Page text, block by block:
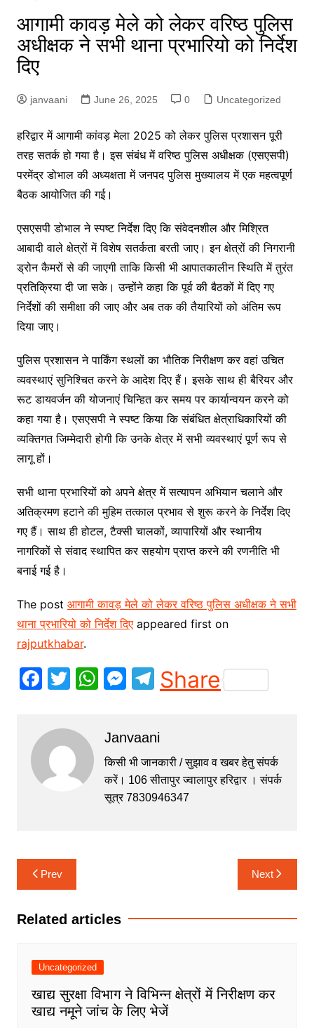
आगामी कावड़ मेले को लेकर वरिष्ठ पुलिस
अधीक्षक ने सभी थाना प्रभारियो को निर्देश
दिए
janvaani June 26, 2025 0 Uncategorized
हरिद्वार में आगामी कांवड़ मेला 2025 को लेकर पुलिस प्रशासन पूरी
तरह सतर्क हो गया है। इस संबंध में वरिष्ठ पुलिस अधीक्षक (एसएसपी)
परमेंद्र डोभाल की अध्यक्षता में जनपद पुलिस मुख्यालय में एक महत्वपूर्ण
बैठक आयोजित की गई।
एसएसपी डोभाल ने स्पष्ट निर्देश दिए कि संवेदनशील और मिश्रित
आबादी वाले क्षेत्रों में विशेष सतर्कता बरती जाए। इन क्षेत्रों की निगरानी
ड्रोन कैमरों से की जाएगी ताकि किसी भी आपातकालीन स्थिति में तुरंत
प्रतिक्रिया दी जा सके। उन्होंने कहा कि पूर्व की बैठकों में दिए गए
निर्देशों की समीक्षा की जाए और अब तक की तैयारियों को अंतिम रूप
दिया जाए।
पुलिस प्रशासन ने पार्किंग स्थलों का भौतिक निरीक्षण कर वहां उचित
व्यवस्थाएं सुनिश्चित करने के आदेश दिए हैं। इसके साथ ही बैरियर और
रूट डायवर्जन की योजनाएं चिन्हित कर समय पर कार्यान्वयन करने को
कहा गया है। एसएसपी ने स्पष्ट किया कि संबंधित क्षेत्राधिकारियों की
व्यक्तिगत जिम्मेदारी होगी कि उनके क्षेत्र में सभी व्यवस्थाएं पूर्ण रूप से
लागू हों।
सभी थाना प्रभारियों को अपने क्षेत्र में सत्यापन अभियान चलाने और
अतिक्रमण हटाने की मुहिम तत्काल प्रभाव से शुरू करने के निर्देश दिए
गए हैं। साथ ही होटल, टैक्सी चालकों, व्यापारियों और स्थानीय
नागरिकों से संवाद स्थापित कर सहयोग प्राप्त करने की रणनीति भी
बनाई गई है।
The post आगामी कावड़ मेले को लेकर वरिष्ठ पुलिस अधीक्षक ने सभी
थाना प्रभारियो को निर्देश दिएappeared first on
rajputkhabar.
F
c
e
b
o
T
itt
er
W
s
A
p
p
M
s
e
n
T
el
gr
a
m
Share
Janvaani
किसी भी जानकारी / सुझाव व खबर हेतु संपर्क
करें। 106 सीतापुर ज्वालापुर हरिद्वार । संपर्क
सूत्र 7830946347
Post
navigation
Prev Next
Related articles
Uncategorized
खाद्य सुरक्षा विभाग ने विभिन्न क्षेत्रों में निरीक्षण कर
खाद्य नमूने जांच के लिए भेजें